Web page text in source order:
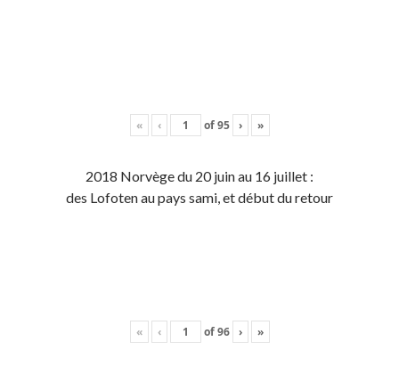
« ‹ of95 › »
2018 Norvège du 20 juin au 16 juillet :
des Lofoten au pays sami, et début du retour
« ‹ of96 › »